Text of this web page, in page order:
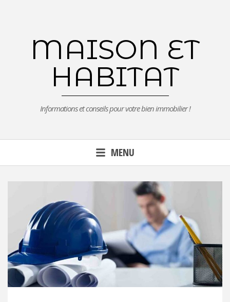
MAISON ET
HABITAT
Informations et conseils pour votre bien immobilier !
MENU